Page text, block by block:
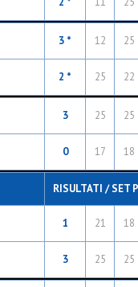
3 * 12 25
2 * 25 22
3 25 25
0 17 18
RISULTATI / SET
1 21 18
3 25 25